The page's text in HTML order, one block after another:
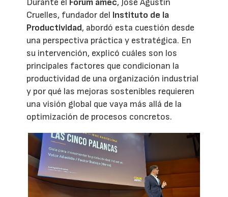
Durante el Forum amec, José Agustín
Cruelles, fundador del Instituto de la
Productividad, abordó esta cuestión desde
una perspectiva práctica y estratégica. En
su intervención, explicó cuáles son los
principales factores que condicionan la
productividad de una organización industrial
y por qué las mejoras sostenibles requieren
una visión global que vaya más allá de la
optimización de procesos concretos.